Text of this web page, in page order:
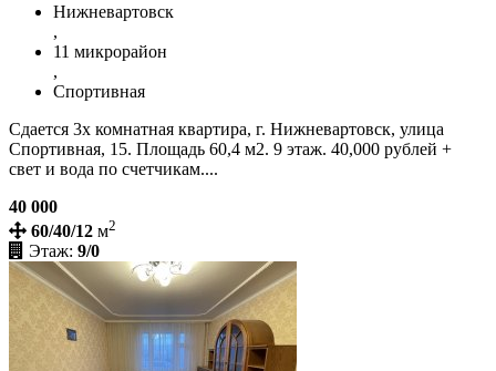
Нижневартовск
,
11 микрорайон
,
Спортивная
Сдается 3х комнатная квартира, г. Нижневартовск, улица
Спортивная, 15. Площадь 60,4 м2. 9 этаж. 40,000 рублей +
свет и вода по счетчикам....
40 000
60/40/12 м2
Этаж: 9/0